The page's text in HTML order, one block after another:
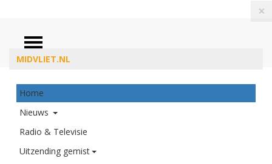
MIDVLIET.NL
×
Home
Nieuws
Radio & Televisie
Uitzending gemist
ZOEKEN